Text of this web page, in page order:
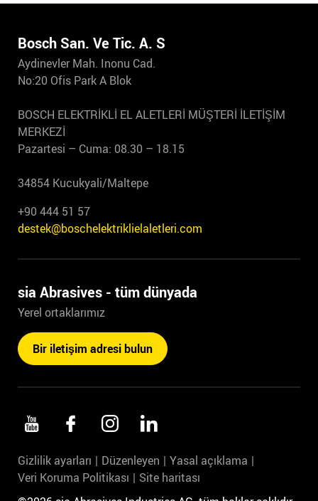
Bosch San. Ve Tic. A. S
Aydinevler Mah. Inonu Cad.
No:20 Ofis Park A Blok
BOSCH ELEKTRİKLİ EL ALETLERİ MÜŞTERİ İLETİŞİM
MERKEZİ
Pazartesi – Cuma: 08.30 – 18.15
34854 Kucukyali/Maltepe
+90 444 51 57
destek@boschelektriklielaletleri.com
sia Abrasives - tüm dünyada
Yerel ortaklarımız
Bir iletişim adresi bulun
Gizlilik ayarları Düzenleyen
Yasal açıklama
Veri Koruma Politikası
Site haritası